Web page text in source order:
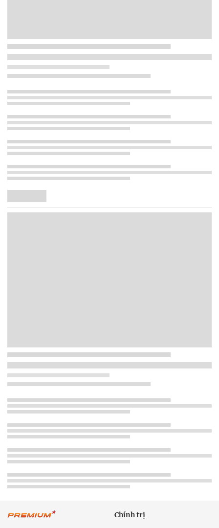
Chính trị